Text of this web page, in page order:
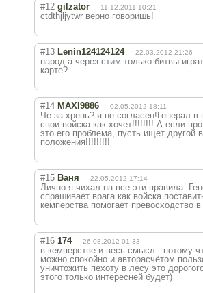
#12 gilzator 11.12.2011 10:21
ctdthjljytwr верно говоришь!
#13 Lenin124124124 22.03.2012 21:26
народ а через стим только битвы
карте?
#14 MAXI9886 02.05.2012 18:11
Че за хрень? я не согласен!Генерал в
свои войска как хочет!!!!!!!! А если
это его проблема, пусть ищет другой
положения!!!!!!!!!
#15 Ваня 22.05.2012 17:14
Лично я чихал на все эти правила.
спрашивает врага как войска
кемперства помогает превосходство
#16 174 26.08.2012 01:33
в кемперстве и весь смысл...потому
можно спокойно и авторасчётом
уничтожить пехоту в лесу это
этого только интересней будет)